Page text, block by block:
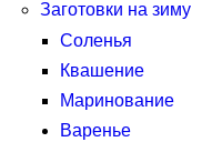
Заготовки на зиму
Соленья
Квашение
Маринование
Варенье